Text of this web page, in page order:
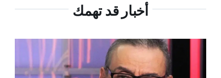
أخبار قد تهمك